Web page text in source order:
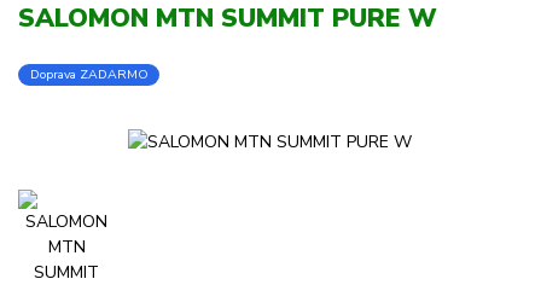
SALOMON MTN SUMMIT PURE W
Doprava ZADARMO